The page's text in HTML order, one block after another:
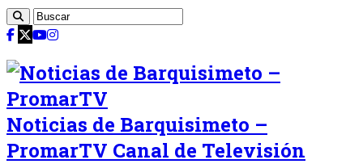
Noticias de Barquisimeto –
PromarTV Canal de Televisión